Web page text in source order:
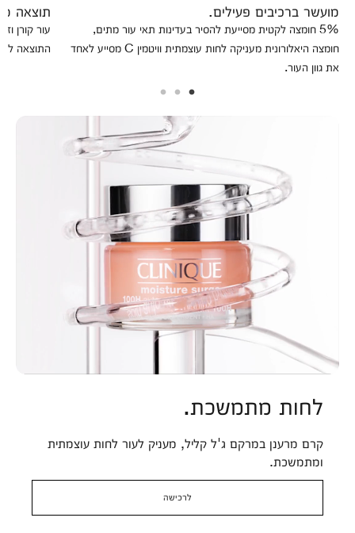
מועשר ברכיבים פעילים.
5% חומצה לקטית מסייעת להסיר בעדינות תאי עור מתים,
חומצה היאלורונית מעניקה לחות עוצמתית וויטמין C מסייע לאחד
את גוון העור.
תוצאה
עור קורן
התוצאה
לחות מתמשכת.
קרם מרענן במרקם ג'ל קליל, מעניק לעור לחות עוצמתית
ומתמשכת.
לרכישה